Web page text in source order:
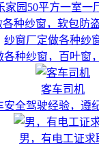
家园50平方一室一
纱窗厂定做各种纱
各种纱窗，百叶窗
客车司机
安全驾驶经验，遵
男，有电工证求